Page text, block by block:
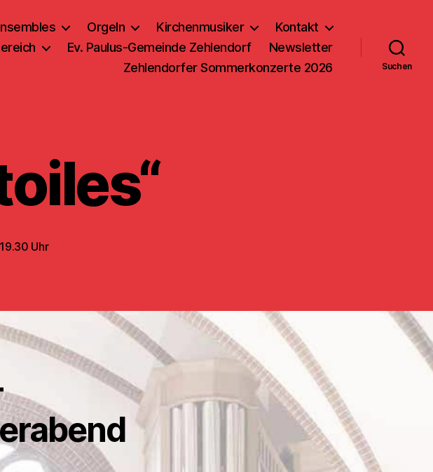
Orgeln Kirchenmusiker
Kontakt
Ev. Paulus-Gemeinde Zehlendorf
Newsletter
Zehlendorfer Sommerkonzerte 2026
Suchen
Uhr